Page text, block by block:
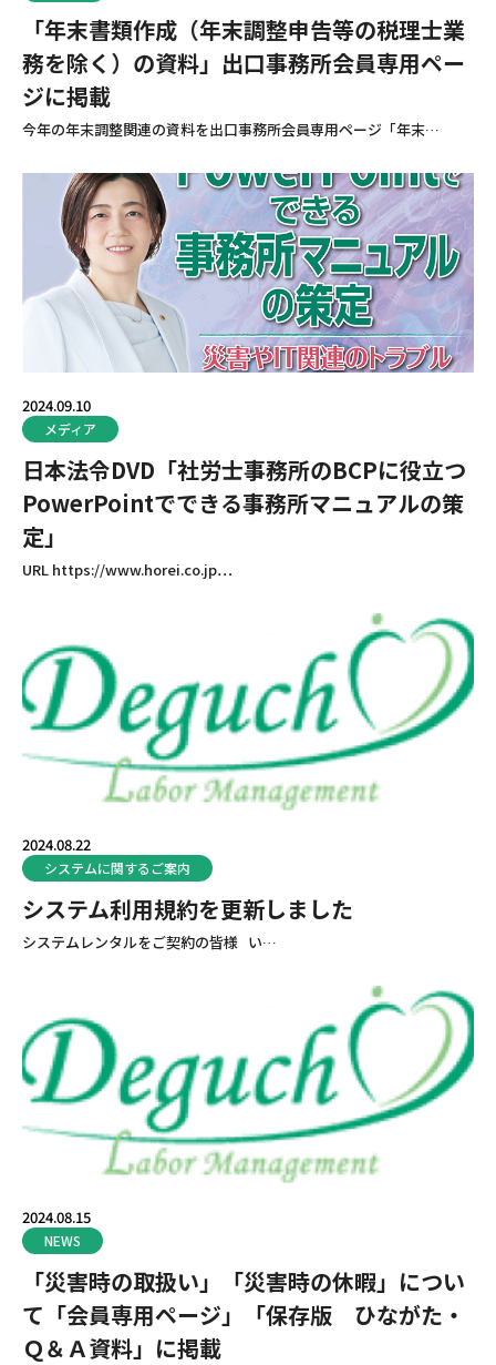
「年末書類作成（年末調整申告等の税理士業
務を除く）の資料」出口事務所会員専用ペー
ジに掲載
今年の年末調整関連の資料を出口事務所会員専用ページ「年末…
2024.09.10
メディア
日本法令DVD「社労士事務所のBCPに役立つ
PowerPointでできる事務所マニュアルの策
定」
URL https://www.horei.co.jp…
2024.08.22
システムに関するご案内
システム利用規約を更新しました
システムレンタルをご契約の皆様 い…
2024.08.15
NEWS
「災害時の取扱い」「災害時の休暇」につい
て「会員専用ページ」「保存版 ひながた・
Ｑ＆Ａ資料」に掲載